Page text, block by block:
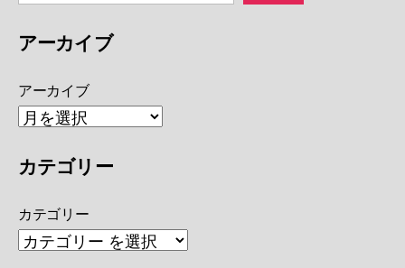
アーカイブ
アーカイブ
カテゴリー
カテゴリー